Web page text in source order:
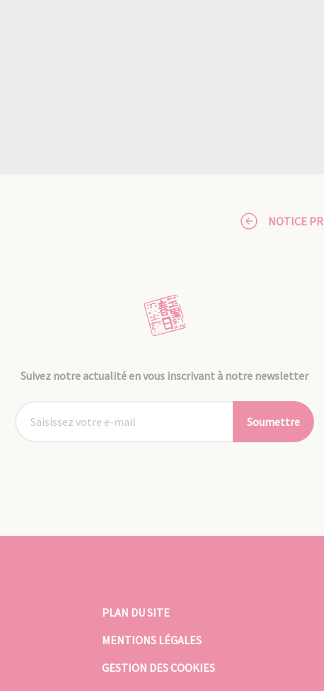
NOTICE
Suivez notre actualité en vous inscrivant à notre newsletter
Soumettre
PLAN DU SITE
MENTIONS LÉGALES
GESTION DES COOKIES